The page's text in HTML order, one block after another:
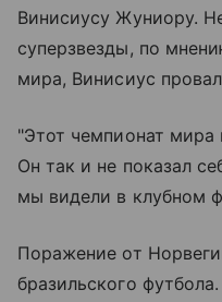
Винисиусу Жуниору.
суперзвезды, по
мира, Винисиус
"Этот чемпионат
Он так и не показал
мы видели в клубном
Поражение от
бразильского